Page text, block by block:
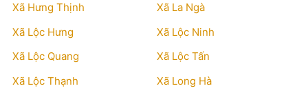
Xã Hưng Thịnh
Xã La Ngà
Xã Lộc Hưng
Xã Lộc Ninh
Xã Lộc Quang
Xã Lộc Tấn
Xã Lộc Thạnh
Xã Long Hà